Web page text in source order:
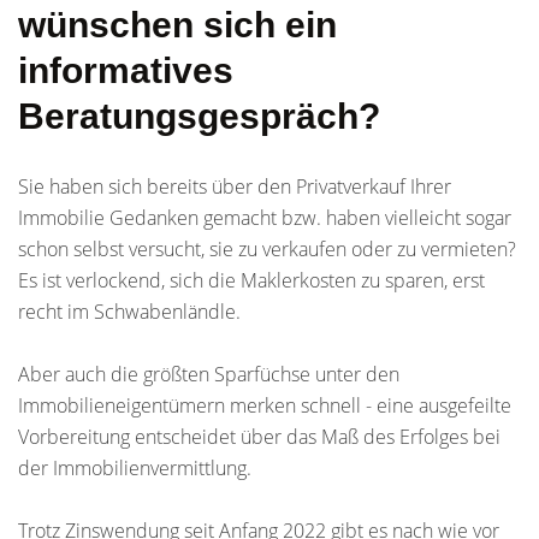
wünschen sich ein
informatives
Beratungsgespräch?
Sie haben sich bereits über den Privatverkauf Ihrer
Immobilie Gedanken gemacht bzw. haben vielleicht sogar
schon selbst versucht, sie zu verkaufen oder zu vermieten?
Es ist verlockend, sich die Maklerkosten zu sparen, erst
recht im Schwabenländle.
Aber auch die größten Sparfüchse unter den
Immobilieneigentümern merken schnell - eine ausgefeilte
Vorbereitung entscheidet über das Maß des Erfolges bei
der Immobilienvermittlung.
Trotz Zinswendung seit Anfang 2022 gibt es nach wie vor